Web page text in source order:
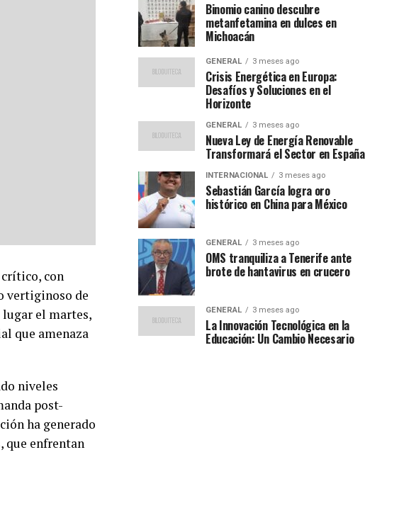
crítico, con
vertiginoso de
lugar el martes,
que amenaza
niveles
post-
ha generado
que enfrentan
Binomio canino descubre
metanfetamina en dulces en
Michoacán
GENERAL 3 meses ago
Crisis Energética en Europa:
Desafíos y Soluciones en el
Horizonte
GENERAL 3 meses ago
Nueva Ley de Energía Renovable
Transformará el Sector en España
INTERNACIONAL 3 meses ago
Sebastián García logra oro
histórico en China para México
GENERAL 3 meses ago
OMS tranquiliza a Tenerife ante
brote de hantavirus en crucero
GENERAL 3 meses ago
La Innovación Tecnológica en la
Educación: Un Cambio Necesario